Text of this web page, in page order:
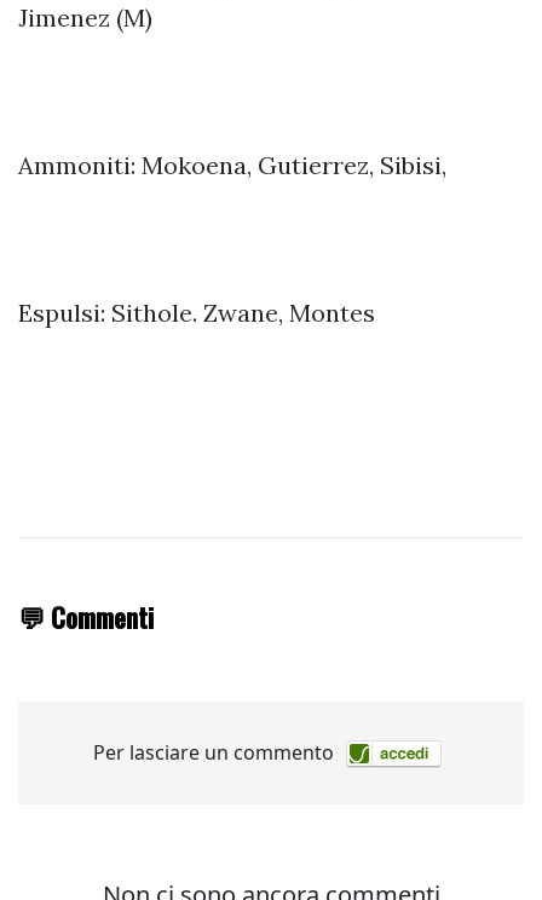
Jimenez (M)
Ammoniti: Mokoena, Gutierrez, Sibisi,
Espulsi: Sithole. Zwane, Montes
💬 Commenti